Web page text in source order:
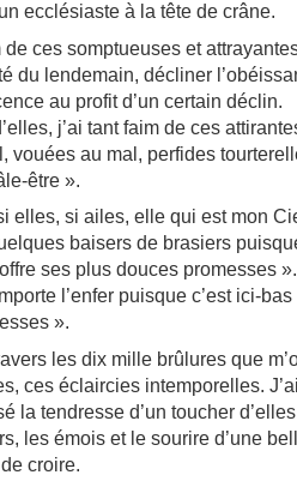
ecclésiaste à la tête de crâne.
de ces somptueuses et
du lendemain, décliner
au profit d’un certain déclin.
j’ai tant faim de ces
vouées au mal, perfides
être ».
elles, si ailes, elle qui est mon
baisers de brasiers
ses plus douces promesses ».
l’enfer puisque c’est ici-
».
les dix mille brûlures que
ces éclaircies intemporelles.
la tendresse d’un toucher
les émois et le sourire d’une
croire.